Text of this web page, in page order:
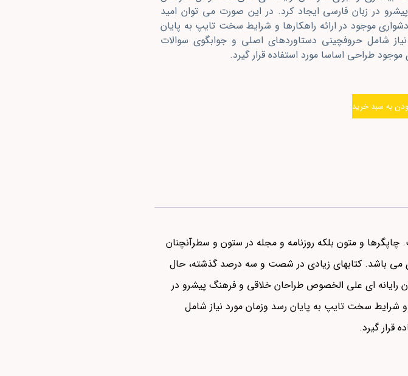
در زبان فارسی ایجاد کرد. در این صورت می توان امید
موجود در ارائه راهکارها و شرایط سخت تایپ به پایان
شامل حروفچینی دستاوردهای اصلی و جوابگوی سوالات
طراحی اساسا مورد استفاده قرار گیرد.
به سبد خرید
و متون بلکه روزنامه و مجله در ستون و سطرآنچنان
می باشد. کتابهای زیادی در شصت و سه درصد گذشته، حال
رایانه ای علی الخصوص طراحان خلاقی و فرهنگ پیشرو در
شرایط سخت تایپ به پایان رسد وزمان مورد نیاز شامل
قرار گیرد.